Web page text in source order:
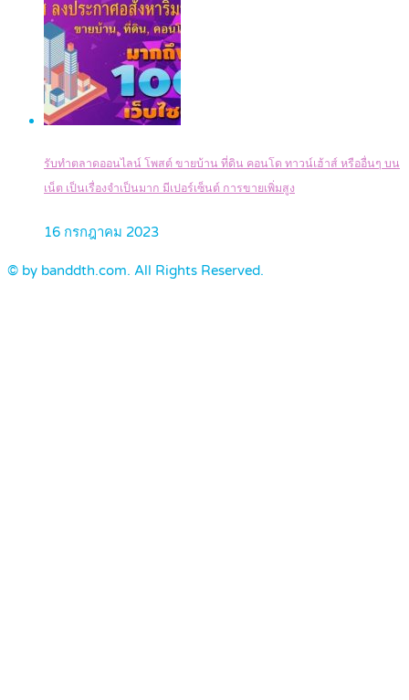
รับทำตลาดออนไลน์ โพสต์ ขายบ้าน ที่ดิน คอนโด ทาวน์เฮ้าส์ หรืออื่นๆ บน
เน็ต เป็นเรื่องจำเป็นมาก มีเปอร์เซ็นต์ การขายเพิ่มสูง
16 กรกฎาคม 2023
© by banddth.com. All Rights Reserved.